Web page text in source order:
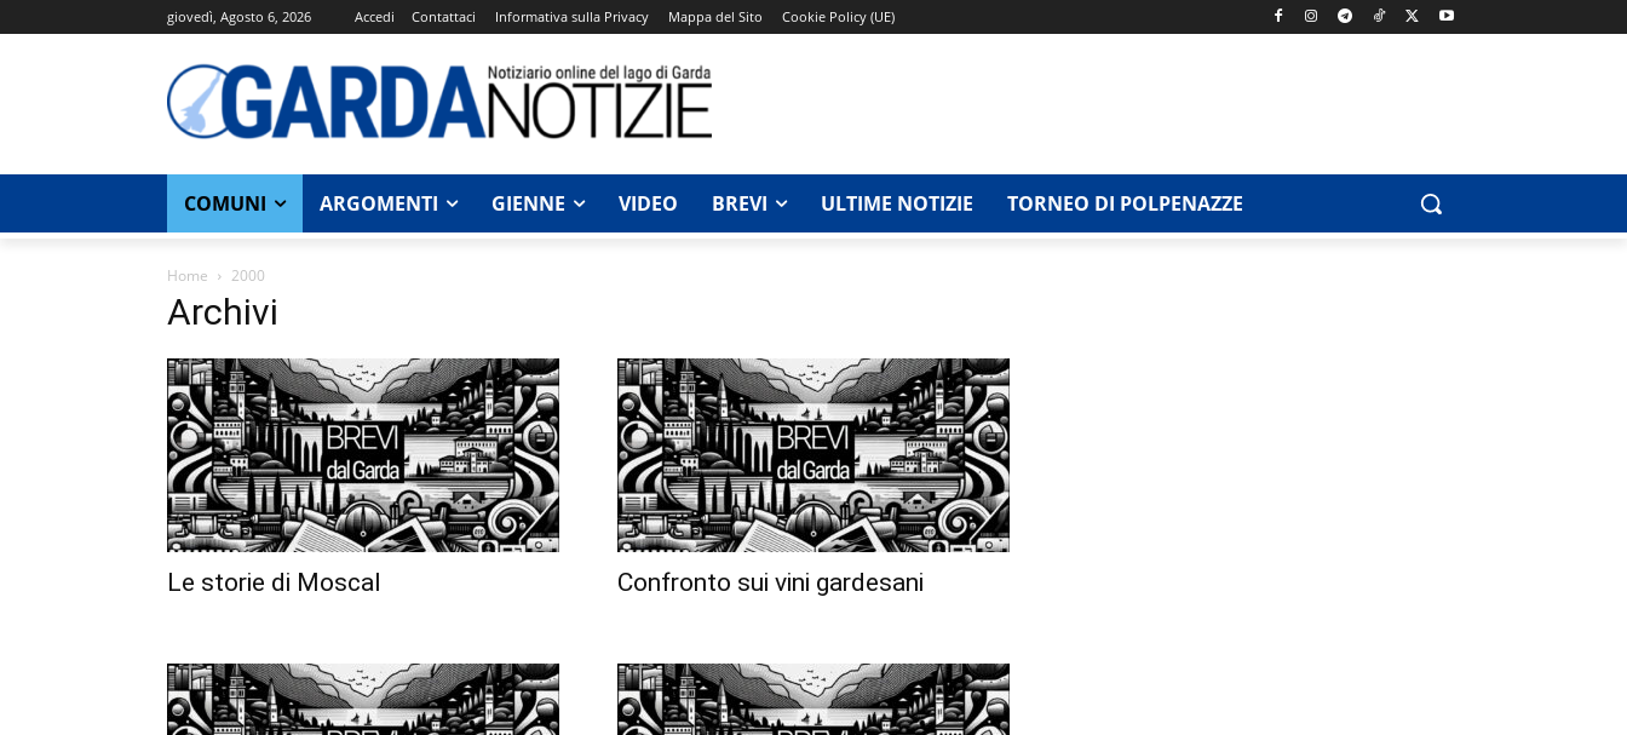
giovedì, Agosto 6, 2026 Accedi Contattaci Informativa sulla Privacy Mappa del Sito Cookie Policy (UE)
COMUNI ARGOMENTI GIENNE VIDEO BREVI ULTIME NOTIZIE TORNEO DI POLPENAZZE
Home 2000
Archivi
Le storie di Moscal Confronto sui vini gardesani